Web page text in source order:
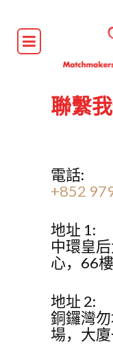
聯繫
電話:
+852
地址 1:
中環皇
心，66樓
地址 2:
銅鑼灣
場，大